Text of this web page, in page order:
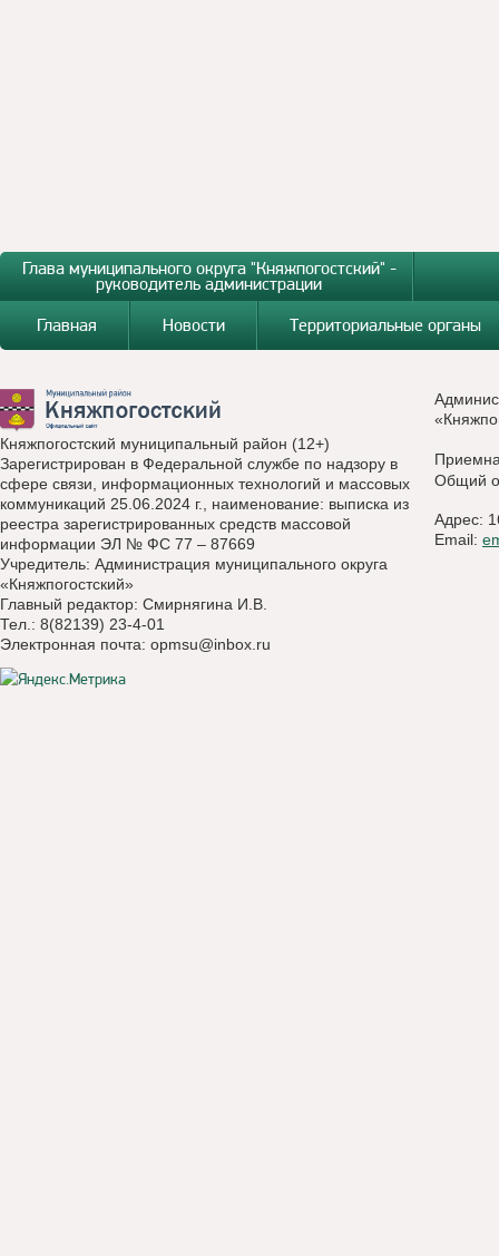
Глава муниципального округа "Княжпогостский" -
руководитель администрации
Главная
Новости Территориальные органы
Княжпогостский муниципальный район (12+)
Зарегистрирован в Федеральной службе по надзору в
сфере связи, информационных технологий и массовых
коммуникаций 25.06.2024 г., наименование: выписка из
реестра зарегистрированных средств массовой
информации ЭЛ № ФС 77 – 87669
Учредитель: Администрация муниципального округа
«Княжпогостский»
Главный редактор: Смирнягина И.В.
Тел.: 8(82139) 23-4-01
Электронная почта: opmsu@inbox.ru
Общий
Адрес:
Email: